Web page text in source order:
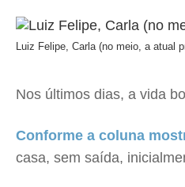
Luiz Felipe, Carla (no meio, a atual
Nos últimos dias, a vida
Conforme a coluna
casa, sem saída,